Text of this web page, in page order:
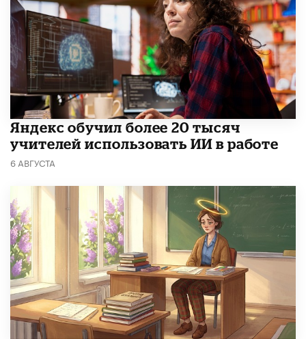
​Яндекс обучил более 20 тысяч
учителей использовать ИИ в работе
6 АВГУСТА